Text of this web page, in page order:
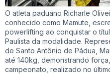
O atleta paduano Richarle
conhecido como Mamute,
powerlifting ao conquistar o
Paulista da modalidade.
de Santo Antônio de Pádua,
até 140kg, demonstrando
campeonato, realizado no